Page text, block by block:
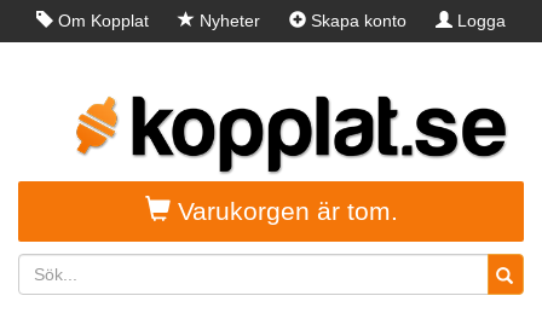
Om Kopplat Nyheter Skapa konto Logga
Varukorgen är tom.